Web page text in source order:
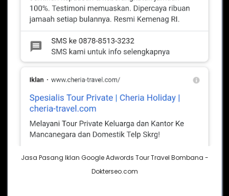
Jasa Pasang Iklan Google Adwords Tour Travel Bombana -
Dokterseo.com